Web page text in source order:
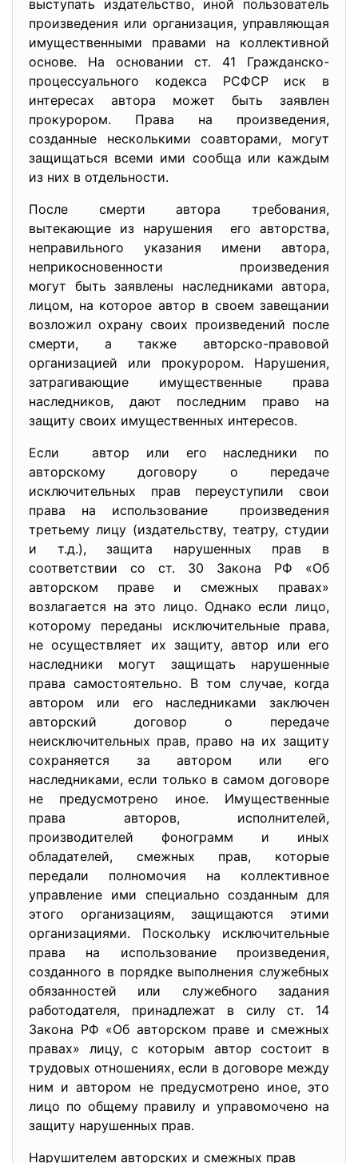
выступать издательство, иной пользователь
произведения или организация, управляющая
имущественными правами на коллективной
основе. На основании ст. 41 Гражданско-
процессуального кодекса РСФСР иск в
интересах автора может быть заявлен
прокурором. Права на произведения,
созданные несколькими соавторами, могут
защищаться всеми ими сообща или каждым
из них в отдельности.
После смерти автора требования,
вытекающие из нарушения его авторства,
неправильного указания имени автора,
неприкосновенности произведения
могут быть заявлены наследниками автора,
лицом, на которое автор в своем завещании
возложил охрану своих произведений после
смерти, а также авторско-правовой
организацией или прокурором. Нарушения,
затрагивающие имущественные права
наследников, дают последним право на
защиту своих имущественных интересов.
Если автор или его наследники по
авторскому договору о передаче
исключительных прав переуступили свои
права на использование произведения
третьему лицу (издательству, театру, студии
и т.д.), защита нарушенных прав в
соответствии со ст. 30 Закона РФ «Об
авторском праве и смежных правах»
возлагается на это лицо. Однако если лицо,
которому переданы исключительные права,
не осуществляет их защиту, автор или его
наследники могут защищать нарушенные
права самостоятельно. В том случае, когда
автором или его наследниками заключен
авторский договор о передаче
неисключительных прав, право на их защиту
сохраняется за автором или его
наследниками, если только в самом договоре
не предусмотрено иное. Имущественные
права авторов, исполнителей,
производителей фонограмм и иных
обладателей, смежных прав, которые
передали полномочия на коллективное
управление ими специально созданным для
этого организациям, защищаются этими
организациями. Поскольку исключительные
права на использование произведения,
созданного в порядке выполнения служебных
обязанностей или служебного задания
работодателя, принадлежат в силу ст. 14
Закона РФ «Об авторском праве и смежных
правах» лицу, с которым автор состоит в
трудовых отношениях, если в договоре между
ним и автором не предусмотрено иное, это
лицо по общему правилу и управомочено на
защиту нарушенных прав.
Нарушителем авторских и смежных прав